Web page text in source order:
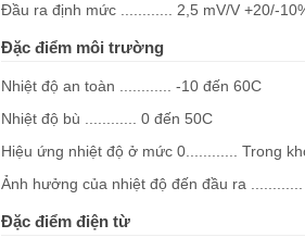
Đầu ra định mức ............ 2,5 mV/V +20/-
Đặc điểm môi trường
Nhiệt độ an toàn ............ -10 đến 60C
Nhiệt độ bù ............ 0 đến 50C
Hiệu ứng nhiệt độ ở mức 0............ Trong
Ảnh hưởng của nhiệt độ đến đầu ra
Đặc điểm điện từ